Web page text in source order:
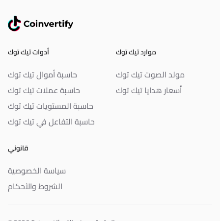
أدوات تيك توك
حاسبة أموال تيك توك
حاسبة عملات تيك توك
حاسبة المستويات تيك توك
حاسبة التفاعل في تيك توك
موارد تيك توك
مولد الصوت تيك توك
أسعار هدايا تيك توك
قانوني
سياسة الخصوصية
الشروط والأحكام